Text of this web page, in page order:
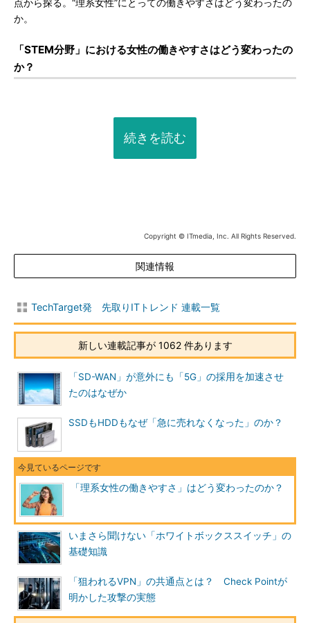
点から探る。“理系女性”にとっての働きやすさはどう変わったの
か。
「STEM分野」における女性の働きやすさはどう変わったの
か？
続きを読む
Copyright © ITmedia, Inc. All Rights Reserved.
関連情報
TechTarget発 先取りITトレンド 連載一覧
新しい連載記事が 1062 件あります
「SD-WAN」が意外にも「5G」の採用を加速させ
たのはなぜか
SSDもHDDもなぜ「急に売れなくなった」のか？
「理系女性の働きやすさ」はどう変わったのか？
いまさら聞けない「ホワイトボックススイッチ」の
基礎知識
「狙われるVPN」の共通点とは？ Check Pointが
明かした攻撃の実態